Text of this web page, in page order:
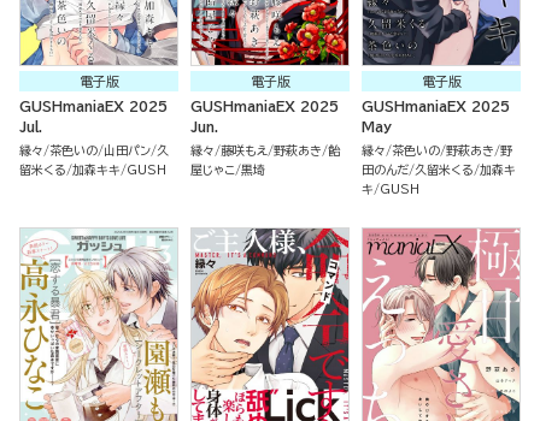
電子版
GUSHmaniaEX 2025
Jul.
縁々 茶色いの 山田パン 久
留米くる 加森キキ GUSH
電子版
GUSHmaniaEX 2025
Jun.
縁々 藤咲もえ 野萩あき 飴
屋じゃこ 黒埼
電子版
GUSHmaniaEX 2025
May
縁々 茶色いの 野萩あき 野
田のんだ 久留米くる 加森キ
キ
GUSH